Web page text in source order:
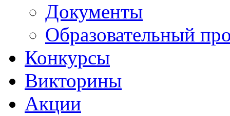
Документы
Образовательный
Конкурсы
Викторины
Акции